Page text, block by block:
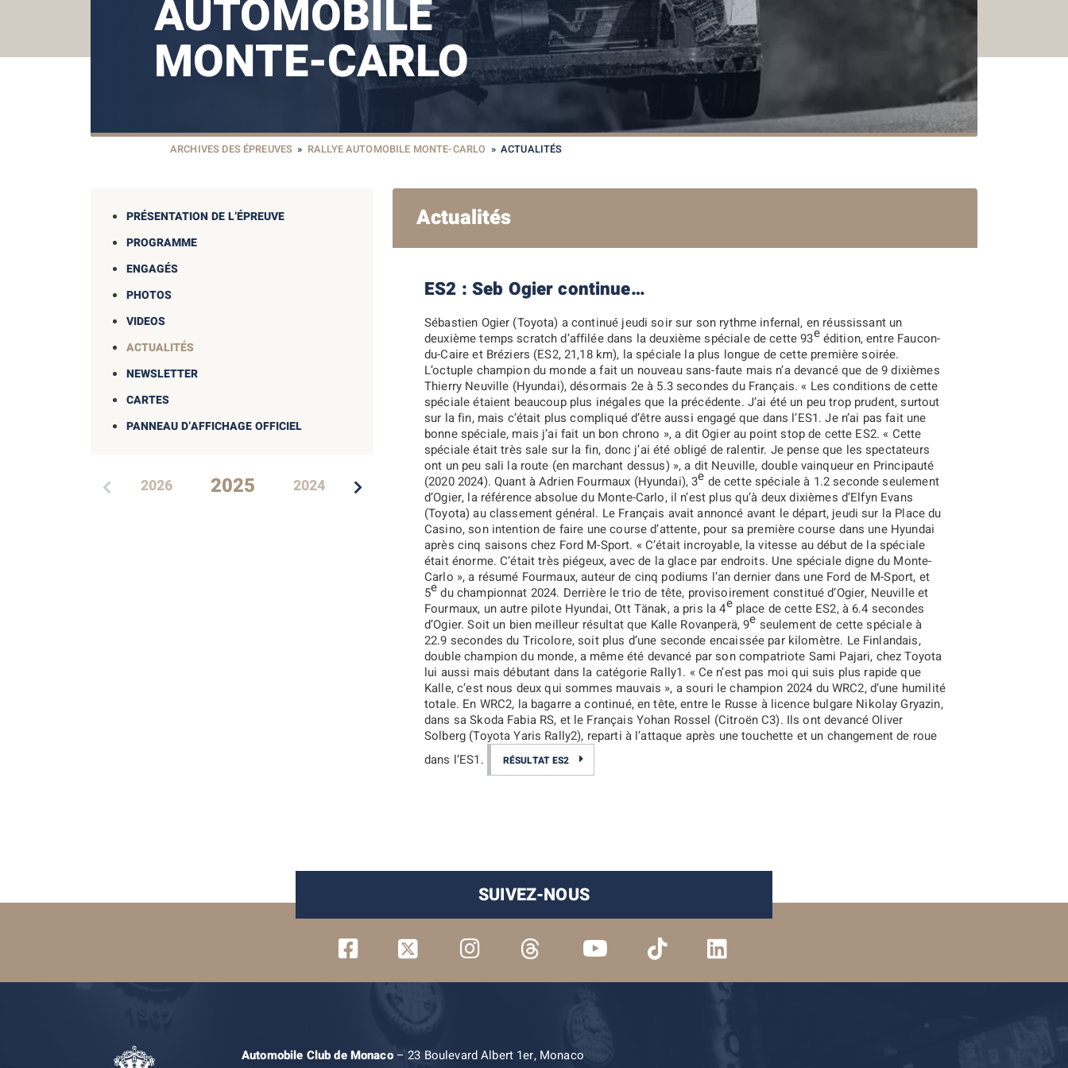
AUTOMOBILE
MONTE-CARLO
ARCHIVES DES ÉPREUVES » RALLYE AUTOMOBILE MONTE-CARLO »ACTUALITÉS
PRÉSENTATION DE L’ÉPREUVE
PROGRAMME
ENGAGÉS
PHOTOS
VIDEOS
ACTUALITÉS
NEWSLETTER
CARTES
PANNEAU D’AFFICHAGE OFFICIEL
2026 2025 2024 2022 2021 2020 2019 2018 2017 2016
Actualités
ES2 : Seb Ogier continue…
Sébastien Ogier (Toyota) a continué jeudi soir sur son rythme infernal, en réussissant un
deuxième temps scratch d’affilée dans la deuxième spéciale de cette 93eédition, entre Faucon-
du-Caire et Bréziers (ES2, 21,18 km), la spéciale la plus longue de cette première soirée.
L’octuple champion du monde a fait un nouveau sans-faute mais n’a devancé que de 9 dixièmes
Thierry Neuville (Hyundai), désormais 2e à 5.3 secondes du Français. « Les conditions de cette
spéciale étaient beaucoup plus inégales que la précédente. J’ai été un peu trop prudent, surtout
sur la fin, mais c’était plus compliqué d’être aussi engagé que dans l’ES1. Je n’ai pas fait une
bonne spéciale, mais j’ai fait un bon chrono », a dit Ogier au point stop de cette ES2. « Cette
spéciale était très sale sur la fin, donc j’ai été obligé de ralentir. Je pense que les spectateurs
ont un peu sali la route (en marchant dessus) », a dit Neuville, double vainqueur en Principauté
(2020 2024). Quant à Adrien Fourmaux (Hyundai), 3e de cette spéciale à 1.2 seconde seulement
d’Ogier, la référence absolue du Monte-Carlo, il n’est plus qu’à deux dixièmes d’Elfyn Evans
(Toyota) au classement général. Le Français avait annoncé avant le départ, jeudi sur la Place du
Casino, son intention de faire une course d’attente, pour sa première course dans une Hyundai
après cinq saisons chez Ford M-Sport. « C’était incroyable, la vitesse au début de la spéciale
était énorme. C’était très piégeux, avec de la glace par endroits. Une spéciale digne du Monte-
Carlo », a résumé Fourmaux, auteur de cinq podiums l’an dernier dans une Ford de M-Sport, et
5edu championnat 2024. Derrière le trio de tête, provisoirement constitué d’Ogier, Neuville et
Fourmaux, un autre pilote Hyundai, Ott Tänak, a pris la 4eplace de cette ES2, à 6.4 secondes
d’Ogier. Soit un bien meilleur résultat que Kalle Rovanperä, 9e seulement de cette spéciale à
22.9 secondes du Tricolore, soit plus d’une seconde encaissée par kilomètre. Le Finlandais,
double champion du monde, a même été devancé par son compatriote Sami Pajari, chez Toyota
lui aussi mais débutant dans la catégorie Rally1. « Ce n’est pas moi qui suis plus rapide que
Kalle, c’est nous deux qui sommes mauvais », a souri le champion 2024 du WRC2, d’une humilité
totale. En WRC2, la bagarre a continué, en tête, entre le Russe à licence bulgare Nikolay Gryazin,
dans sa Skoda Fabia RS, et le Français Yohan Rossel (Citroën C3). Ils ont devancé Oliver
Solberg (Toyota Yaris Rally2), reparti à l’attaque après une touchette et un changement de roue
dans l’ES1.
RÉSULTAT ES2
SUIVEZ-NOUS
Automobile Club de Monaco– 23 Boulevard Albert 1er, Monaco